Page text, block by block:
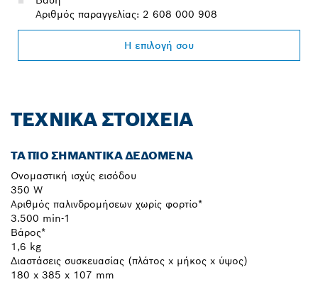
Αριθμός παραγγελίας: 2 608 000 908
Η επιλογή σου
ΤΕΧΝΙΚΆ ΣΤΟΙΧΕΊΑ
ΤΑ ΠΙΟ ΣΗΜΑΝΤΙΚΆ ΔΕΔΟΜΈΝΑ
Ονομαστική ισχύς εισόδου
350 W
Αριθμός παλινδρομήσεων χωρίς φορτίο*
3.500 min-1
Βάρος*
1,6 kg
Διαστάσεις συσκευασίας (πλάτος x μήκος x ύψος)
180 x 385 x 107 mm